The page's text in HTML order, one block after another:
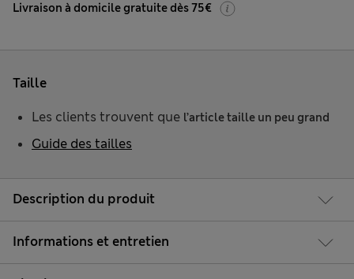
Livraison à domicile gratuite dès 75€
Description du produit
Informations et entretien
Taille
Les clients trouvent que l’article taille un peu grand
Guide des tailles